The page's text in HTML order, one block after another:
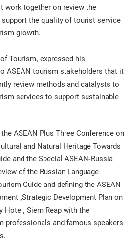
work together on review the
the quality of tourist service
growth.
Tourism, expressed his
ASEAN tourism stakeholders that it
review methods and catalysts to
services to support sustainable
ASEAN Plus Three Conference on
and Natural Heritage Towards
and the Special ASEAN-Russia
of the Russian Language
Guide and defining the ASEAN
,Strategic Development Plan on
Hotel, Siem Reap with the
professionals and famous speakers